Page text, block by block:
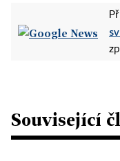
Související